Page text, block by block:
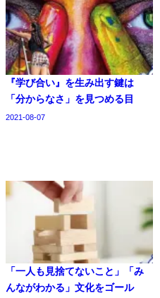
『学び合い』を生み出す鍵は
「分からなさ」を見つめる目
2021-08-07
「一人も見捨てないこと」「み
んながわかる」文化をゴール